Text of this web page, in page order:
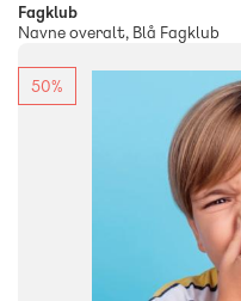
Fagklub
Navne overalt, Blå Fagklub
FAG
Dansk
2. klasse
9788723555816
50%